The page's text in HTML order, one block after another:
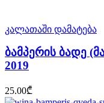
კალათაში დამატება
ბამპერის ბადე
2019
25.00₾